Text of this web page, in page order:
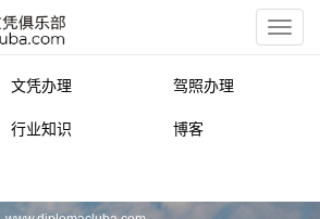
文凭办理 驾照办理
行业知识 博客